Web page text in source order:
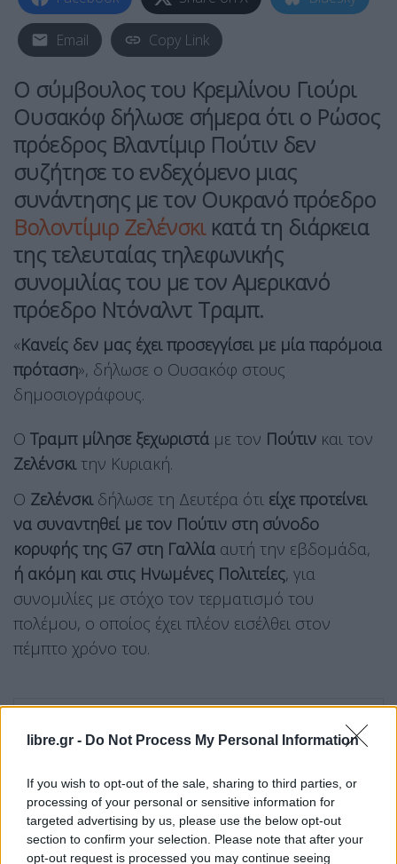
libre.gr - Do Not Process My Personal Information
If you wish to opt-out of the sale, sharing to third parties, or
processing of your personal or sensitive information for
targeted advertising by us, please use the below opt-out
section to confirm your selection. Please note that after your
opt-out request is processed you may continue seeing
Email Copy Link
Ο σύμβουλος του Κρεμλίνου Γιούρι
Ουσακόφ δήλωσε σήμερα ότι ο Ρώσος
πρόεδρος Βλαντίμιρ Πούτιν δεν
συζήτησε το ενδεχόμενο μιας
συνάντησης με τον Ουκρανό πρόεδρο
Βολοντίμιρ Ζελένσκικατά τη διάρκεια
της τελευταίας τηλεφωνικής
συνομιλίας του με τον Αμερικανό
πρόεδρο Ντόναλντ Τραμπ.
«Κανείς δεν μας έχει προσεγγίσει με μία παρόμοια
πρόταση», δήλωσε ο Ουσακόφ στους
δημοσιογράφους.
Ο Τραμπ μίλησε ξεχωριστά με τον Πούτιν και τον
Ζελένσκιτην Κυριακή.
Ο Ζελένσκι δήλωσε τη Δευτέρα ότι είχε προτείνει
να συναντηθεί με τον Πούτιν στη σύνοδο
κορυφής της G7 στη Γαλλία αυτή την εβδομάδα,
ή ακόμη και στις Ηνωμένες Πολιτείες, για
συνομιλίες με στόχο τον τερματισμό του
πολέμου, ο οποίος έχει πλέον εισέλθει στον
πέμπτο χρόνο του.